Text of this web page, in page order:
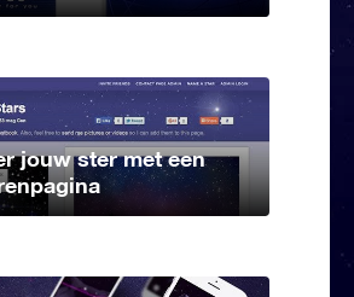
jouw ster met een